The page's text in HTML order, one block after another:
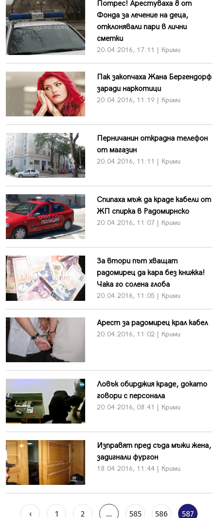
Потрес! Арестуваха 8 от
Фонда за лечение на деца,
отклонявали пари в лични
сметки
20.04.2016, 17:11 | Крими
Пак закопчаха Жана Бергендорф
заради наркотици
20.04.2016, 11:19 | Крими
Перничанин открадна телефон
от магазин
20.04.2016, 11:11 | Крими
Спипаха мъж да краде кабели от
ЖП спирка в Радомирнско
20.04.2016, 11:07 | Крими
За втори път хващат
радомирец да кара без книжка!
Чака го солена глоба
20.04.2016, 11:05 | Крими
Арест за радомирец крал кабел
20.04.2016, 11:02 | Крими
Ловък обирджия краде, докато
говори с персонала
20.04.2016, 08:41 | Крими
Изправят пред съда мъжи жена,
задигнали фургон
18.04.2016, 11:44 | Крими
‹ 1 2 ... 585 586 587